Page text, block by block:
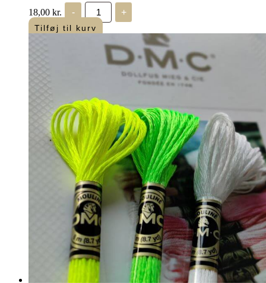
18,00 kr. -
Gütermann
Ritråd
-
gul
+
Tilføj til kurv